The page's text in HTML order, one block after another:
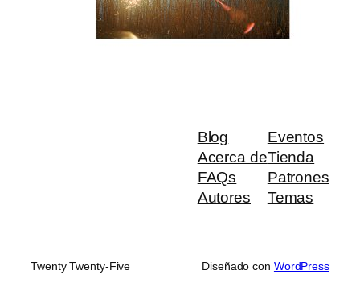
Blog
Acerca de
FAQs
Autores
Eventos
Tienda
Patrones
Temas
Twenty Twenty-Five Diseñado con WordPress